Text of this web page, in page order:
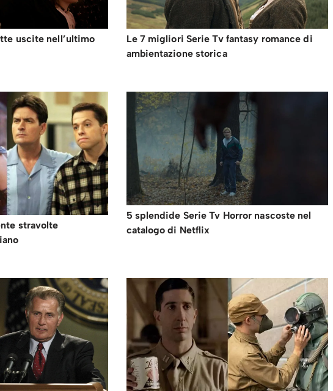
uscite nell’ultimo
Le 7 migliori Serie Tv fantasy romance di
ambientazione storica
stravolte
5 splendide Serie Tv Horror nascoste nel
catalogo di Netflix